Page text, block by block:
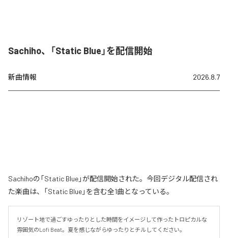
Sachiho、「Static Blue」を配信開始
新曲情報 2026.8.7
Sachihoの「Static Blue」が配信開始された。今回デジタル配信され
た楽曲は、「Static Blue」を含む全1曲となっている。
リゾート地で過ごすゆったりとした時間をイメージして作ったトロピカルな
雰囲気のLofi Beat。夏を感じながらゆったりとチルしてください。